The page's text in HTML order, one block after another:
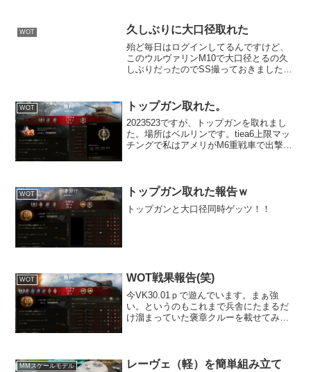
T1heavyタン...
WOT 久しぶりに大口径取れた
殆ど毎日はログインしてるんですけど、
このウルヴァリンM10で大口径とるの久
しぶりだったのでSS撮っておきました。
に寄ってくる軽戦車や中戦車。勇猛果敢
に迫ってくるKV1...
WOT トップガン取れた。
2023523ですが、トップガンを取れまし
た。場所はベルリンです。tiea6上限マッ
チングで私はアメリがM6重戦車で出撃。
験値とｘ...
WOT トップガン取れた報告ｗ
トップガンと大口径同時ゲッツ！！
WOT WOT戦果報告(笑)
今VK30.01ｐで遊んでいます。まぁ強
い。というのもこれまで兵舎にたまるだ
け溜まっていた褒章クルーを載せてみた
せていたこととトッ...
MMスケールモデル レーヴェ（軽）を簡単組み立て